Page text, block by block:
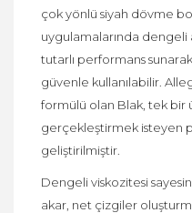
çok yönlü siyah dövme
uygulamalarında dengeli
tutarlı performans
güvenle kullanılabilir.
formülü olan Blak, tek bir
gerçekleştirmek isteyen
geliştirilmiştir.
Dengeli viskozitesi
akar, net çizgiler